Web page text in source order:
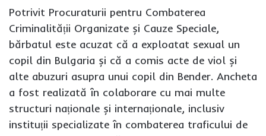
Potrivit Procuraturii pentru Combaterea
Criminalității Organizate și Cauze Speciale,
bărbatul este acuzat că a exploatat sexual un
copil din Bulgaria și că a comis acte de viol și
alte abuzuri asupra unui copil din Bender. Ancheta
a fost realizată în colaborare cu mai multe
structuri naționale și internaționale, inclusiv
instituții specializate în combaterea traficului de